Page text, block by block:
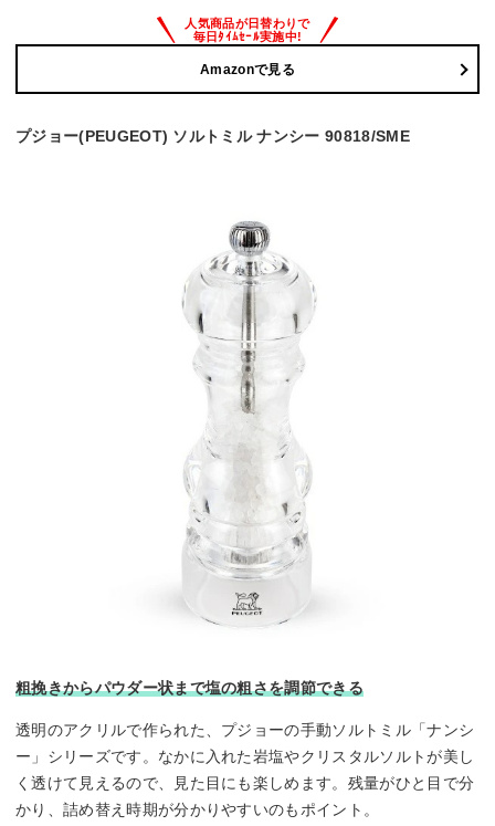
Amazonで見る
プジョー(PEUGEOT) ソルトミル ナンシー 90818/SME
粗挽きからパウダー状まで塩の粗さを調節できる
透明のアクリルで作られた、プジョーの手動ソルトミル「ナンシ
ー」シリーズです。なかに入れた岩塩やクリスタルソルトが美し
く透けて見えるので、見た目にも楽しめます。残量がひと目で分
かり、詰め替え時期が分かりやすいのもポイント。